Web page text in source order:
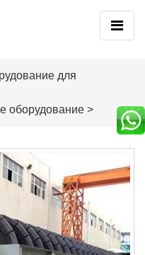
для
оборудование >